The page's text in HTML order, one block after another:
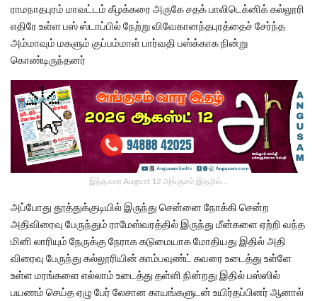
ராமநாதபுரம் மாவட்டம் கீழக்கரை அருகே சதக் பாலிடெக்னிக் கல்லூரி
எதிரே உள்ள பஸ் ஸ்டாப்பில் நேற்று விவேகானந்தபுரத்தைச் சேர்ந்த
அம்மாவும் மகளும் குப்பம்மாள் பார்வதி பஸ்க்காக நின்று
கொண்டிருந்தனர்
இந்த வார August 12 அங்குசம் இதழில்…
அப்போது தூத்துக்குடியில் இருந்து சென்னை நோக்கி சென்ற
அதிவிரைவு பேருந்தும் ராமேஸ்வரத்தில் இருந்து மீன்களை ஏற்றி வந்த
மினி லாரியும் நேருக்கு நேராக கடுமையாக மோதியது இதில் அதி
விரைவு பேருந்து கல்லூரியின் காம்பவுண்ட் சுவரை உடைத்து உள்ளே
உள்ள மரங்களை எல்லாம் உடைத்து தள்ளி நின்றது இதில் பஸ்ஸில்
பயணம் செய்த ஏழு பேர் லேசான காயங்களுடன் உயிர்தப்பினர் ஆனால்